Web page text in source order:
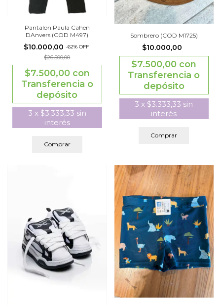
Pantalon Paula Cahen
DAnvers (COD M497)
$10.000,00 -62% OFF
$26.500,00
$7.500,00 con
Transferencia o
depósito
3 x $3.333,33 sin
interés
Comprar
Sombrero (COD M1725)
$10.000,00
$7.500,00 con
Transferencia o
depósito
3 x $3.333,33 sin
interés
Comprar